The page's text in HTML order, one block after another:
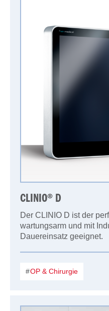
CLINIO® D
Der CLINIO D ist der
wartungsarm und mit
Dauereinsatz geeignet.
OP & Chirurgie